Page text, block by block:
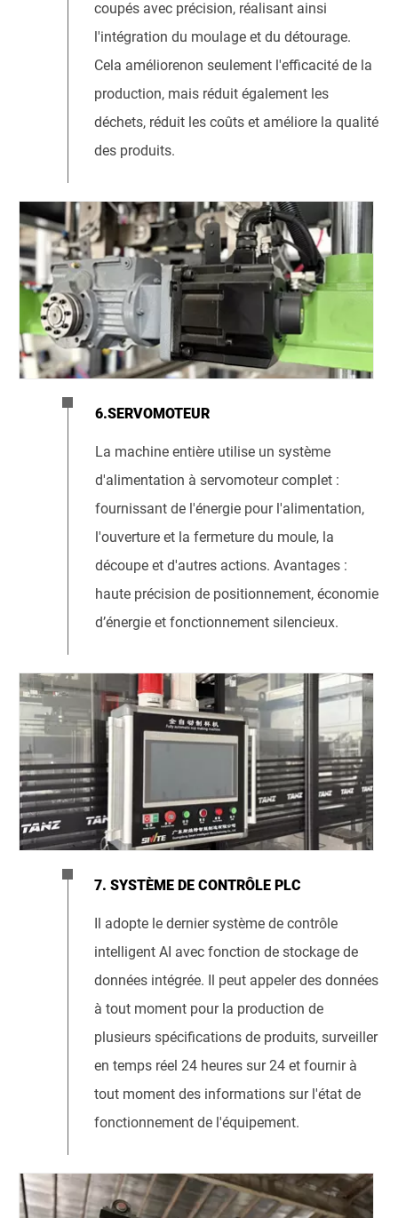
coupés avec précision, réalisant ainsi
l'intégration du moulage et du détourage.
Cela améliorenon seulement l'efficacité de la
production, mais réduit également les
déchets, réduit les coûts et améliore la qualité
des produits.
6.SERVOMOTEUR
La machine entière utilise un système
d'alimentation à servomoteur complet :
fournissant de l'énergie pour l'alimentation,
l'ouverture et la fermeture du moule, la
découpe et d'autres actions. Avantages :
haute précision de positionnement, économie
d’énergie et fonctionnement silencieux.
7. SYSTÈME DE CONTRÔLE PLC
Il adopte le dernier système de contrôle
intelligent AI avec fonction de stockage de
données intégrée. Il peut appeler des données
à tout moment pour la production de
plusieurs spécifications de produits, surveiller
en temps réel 24 heures sur 24 et fournir à
tout moment des informations sur l'état de
fonctionnement de l'équipement.